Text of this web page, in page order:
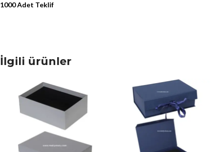
1000 Adet Teklif
İlgili ürünler